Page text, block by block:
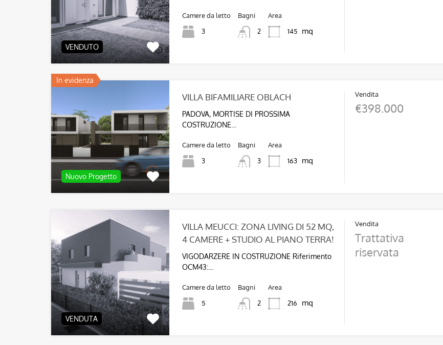
VENDUTO
Camere da letto
3
Bagni
2
Area
145
mq
In evidenza
Nuovo Progetto
VILLA BIFAMILIARE OBLACH
PADOVA, MORTISE DI PROSSIMA
COSTRUZIONE…
Camere da letto
3
Bagni
3
Area
163
mq
Vendita
€398.000
VENDUTA
VILLA MEUCCI: ZONA LIVING DI 52 MQ,
4 CAMERE + STUDIO AL PIANO TERRA!
VIGODARZERE IN COSTRUZIONE Riferimento
OCM43:…
Camere da letto
5
Bagni
2
Area
216
mq
Vendita
Trattativa
riservata